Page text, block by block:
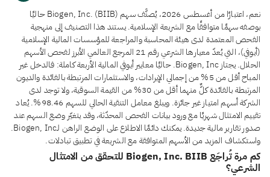
نعم، اعتبارًا من أغسطس 2026، يُصنَّف سهم Biogen, Inc. (BIIB) حاليًا
بوصفه سهمًا متوافقًا مع الشريعة الإسلامية. يستند هذا التصنيف إلى منهجية
الفحص المعتمدة لدى هيئة المحاسبة والمراجعة للمؤسسات المالية الإسلامية
(أيوفي)، التي يُعدّ معيارها الشرعي رقم 21 المرجع العالمي الأبرز لفحص الأسهم
الحلال. يجتاز Biogen, Inc. حاليًا معايير أيوفي المالية الأربعة كاملة: فالدخل غير
المباح أقل من 5% من إجمالي الإيرادات، والاستثمارات المرتبطة بالفائدة والديون
المرتبطة بالفائدة كلٌّ منهما أقل من 30% من القيمة السوقية، ولا توجد لدى
الشركة أسهم امتياز غير جائزة. ويبلغ معامل التنقية الحالي للسهم 98.46%. يُعاد
تقييم الامتثال شهريًا مع ورود بيانات الفحص المحدّثة، وقد يتغيّر وضع السهم عند
صدور تقارير مالية جديدة. يمكنك دائمًا الاطلاع على الوضع الراهن لـBiogen, Inc.
واستكشاف المزيد من الأسهم المتوافقة مع الشريعة في تطبيق تبادلات.
كم مرة تُراجَع Biogen, Inc. BIIB للتحقق من الامتثال
الشرعي؟